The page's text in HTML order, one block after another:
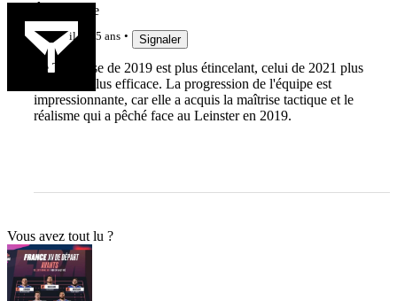
Ô Toulouse
il y a 5 ans Signaler
Le Toulouse de 2019 est plus étincelant, celui de 2021 plus
mâture et plus efficace. La progression de l'équipe est
impressionnante, car elle a acquis la maîtrise tactique et le
réalisme qui a pêché face au Leinster en 2019.
Vous avez tout lu ?